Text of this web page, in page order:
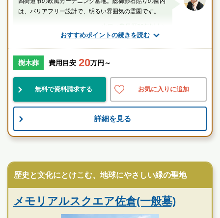
おすすめポイントの続きを読む
は、バリアフリー設計で、明るい雰囲気の霊園です。
千葉県 四街道市 四街道駅
好立地
す
樹木葬 費用目安 20万円～
無料で資料請求する お気に入りに追加
詳細を見る
歴史と文化にとけこむ、地球にやさしい緑の聖地
メモリアルスクエア佐倉(一般墓)